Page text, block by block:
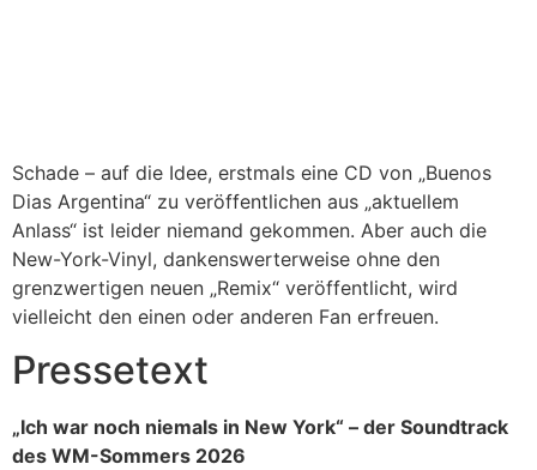
Schade – auf die Idee, erstmals eine CD von „Buenos
Dias Argentina“ zu veröffentlichen aus „aktuellem
Anlass“ ist leider niemand gekommen. Aber auch die
New-York-Vinyl, dankenswerterweise ohne den
grenzwertigen neuen „Remix“ veröffentlicht, wird
vielleicht den einen oder anderen Fan erfreuen.
Pressetext
„Ich war noch niemals in New York“ – der Soundtrack
des WM-Sommers 2026